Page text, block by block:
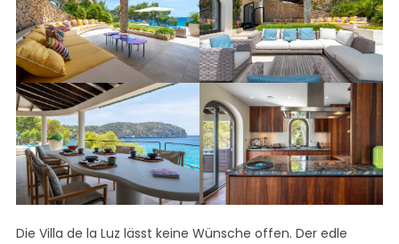
Die Villa de la Luz lässt keine Wünsche offen. Der edle